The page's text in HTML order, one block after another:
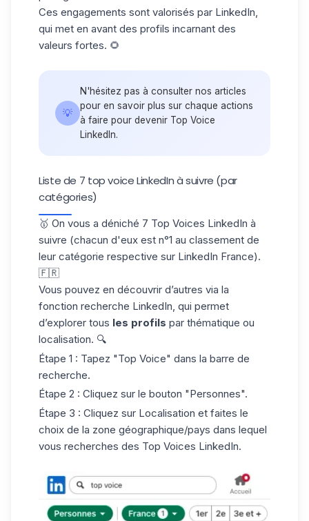
Ces engagements sont valorisés par LinkedIn,
qui met en avant des profils incarnant des
valeurs fortes. 🌻
💡
N'hésitez pas à consulter nos articles
pour en savoir plus sur chaque actions
à faire pour devenir Top Voice
LinkedIn.
Liste de 7 top voice LinkedIn à suivre (par
catégories)
🥇 On vous a déniché 7 Top Voices LinkedIn à
suivre (chacun d'eux est n°1 au classement de
leur catégorie respective sur LinkedIn France).
🇫🇷
Vous pouvez en découvrir d’autres via la
fonction recherche LinkedIn, qui permet
d’explorer tous les profils par thématique ou
localisation. 🔍
Étape 1 : Tapez "Top Voice" dans la barre de
recherche.
Étape 2 : Cliquez sur le bouton "Personnes".
Étape 3 : Cliquez sur Localisation et faites le
choix de la zone géographique/pays dans lequel
vous recherches des Top Voices LinkedIn.